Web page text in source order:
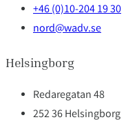
+46 (0)10-204 19 30
nord@wadv.se
Helsingborg
Redaregatan 48
252 36 Helsingborg